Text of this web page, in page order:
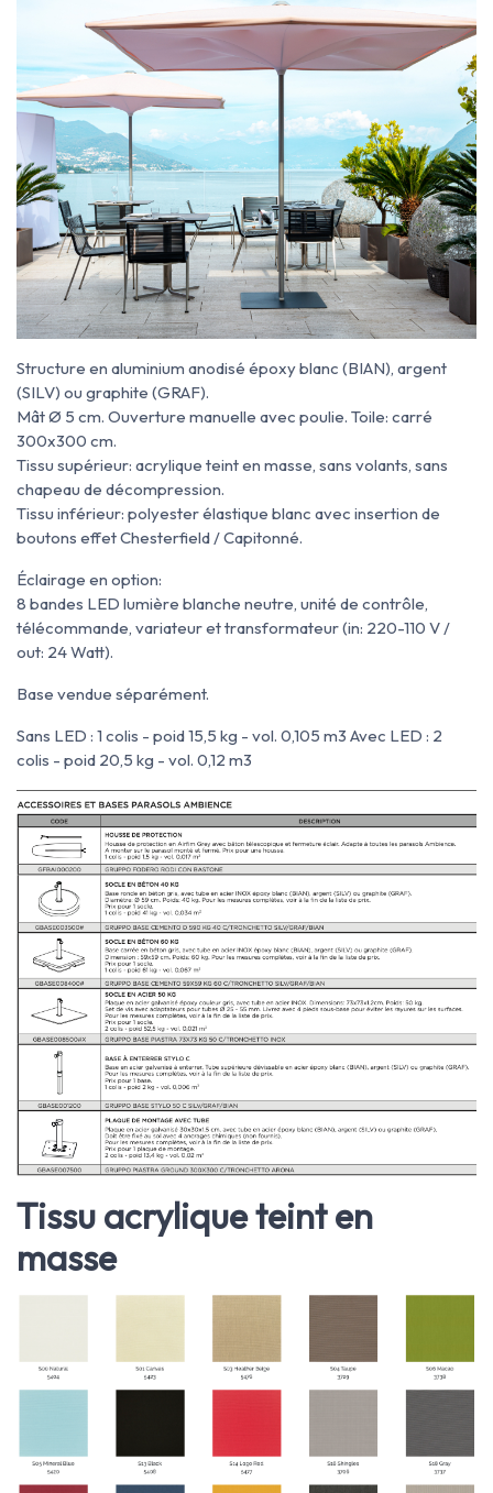
Structure en aluminium anodisé époxy blanc (BIAN), argent
(SILV) ou graphite (GRAF).
Mât Ø 5 cm. Ouverture manuelle avec poulie. Toile: carré
300x300 cm.
Tissu supérieur: acrylique teint en masse, sans volants, sans
chapeau de décompression.
Tissu inférieur: polyester élastique blanc avec insertion de
boutons effet Chesterfield / Capitonné.
Éclairage en option:
8 bandes LED lumière blanche neutre, unité de contrôle,
télécommande, variateur et transformateur (in: 220-110 V /
out: 24 Watt).
Base vendue séparément.
Sans LED : 1 colis - poid 15,5 kg - vol. 0,105 m3 Avec LED : 2
colis - poid 20,5 kg - vol. 0,12 m3
Tissu acrylique teint en
masse